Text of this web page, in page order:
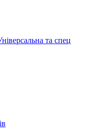
та спец